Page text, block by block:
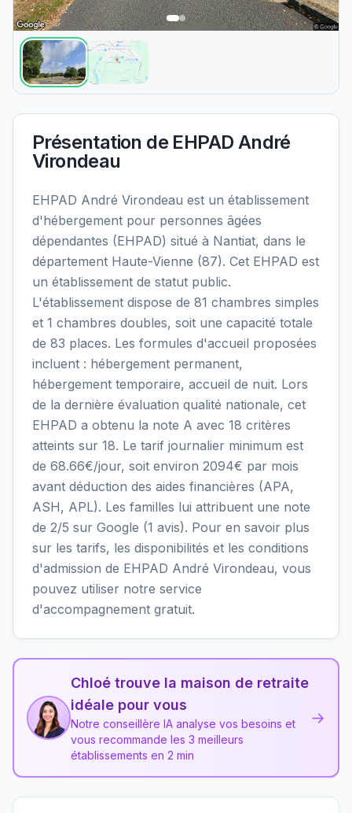
Présentation de EHPAD André
Virondeau
EHPAD André Virondeau est un établissement
d'hébergement pour personnes âgées
dépendantes (EHPAD) situé à Nantiat, dans le
département Haute-Vienne (87). Cet EHPAD est
un établissement de statut public.
L'établissement dispose de 81 chambres simples
et 1 chambres doubles, soit une capacité totale
de 83 places. Les formules d'accueil proposées
incluent : hébergement permanent,
hébergement temporaire, accueil de nuit. Lors
de la dernière évaluation qualité nationale, cet
EHPAD a obtenu la note A avec 18 critères
atteints sur 18. Le tarif journalier minimum est
de 68.66€/jour, soit environ 2094€ par mois
avant déduction des aides financières (APA,
ASH, APL). Les familles lui attribuent une note
de 2/5 sur Google (1 avis). Pour en savoir plus
sur les tarifs, les disponibilités et les conditions
d'admission de EHPAD André Virondeau, vous
pouvez utiliser notre service
d'accompagnement gratuit.
Chloé trouve la maison de retraite
idéale pour vous
Notre conseillère IA analyse vos besoins et
vous recommande les 3 meilleurs
établissements en 2 min
→